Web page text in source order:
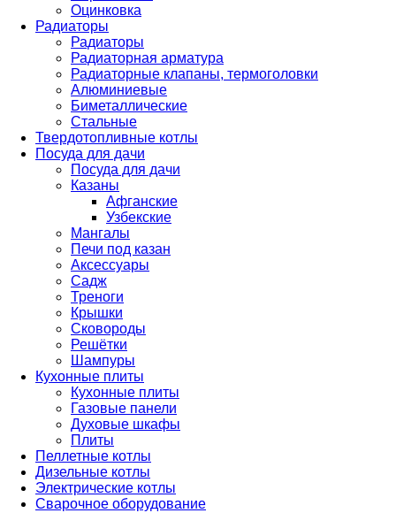
Оцинковка
Радиаторы
Радиаторы
Радиаторная арматура
Радиаторные клапаны, термоголовки
Алюминиевые
Биметаллические
Стальные
Твердотопливные котлы
Посуда для дачи
Посуда для дачи
Казаны
Афганские
Узбекские
Мангалы
Печи под казан
Аксессуары
Садж
Треноги
Крышки
Сковороды
Решётки
Шампуры
Кухонные плиты
Кухонные плиты
Газовые панели
Духовые шкафы
Плиты
Пеллетные котлы
Дизельные котлы
Электрические котлы
Сварочное оборудование